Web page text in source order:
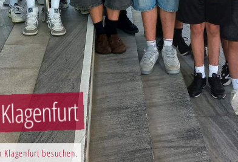
besuchen.